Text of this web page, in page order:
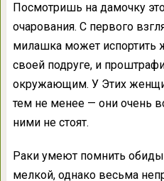
Посмотришь на дамочку
очарования. С первого
милашка может испортить
своей подруге, и
окружающим. У Этих
тем не менее — они очень
ними не стоят.
Раки умеют помнить
мелкой, однако весьма